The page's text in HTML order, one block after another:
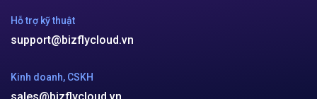
Hỗ trợ kỹ thuật
support@bizflycloud.vn
Kinh doanh, CSKH